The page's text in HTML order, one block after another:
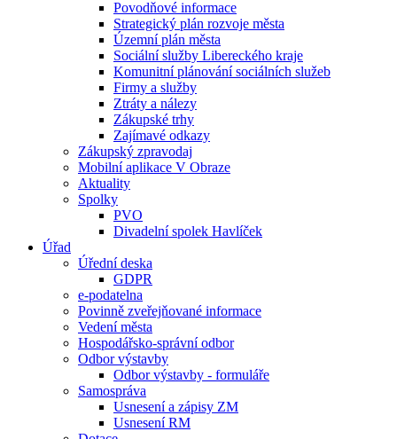
Povodňové informace
Strategický plán rozvoje města
Územní plán města
Sociální služby Libereckého kraje
Komunitní plánování sociálních služeb
Firmy a služby
Ztráty a nálezy
Zákupské trhy
Zajímavé odkazy
Zákupský zpravodaj
Mobilní aplikace V Obraze
Aktuality
Spolky
PVO
Divadelní spolek Havlíček
Úřad
Úřední deska
GDPR
e-podatelna
Povinně zveřejňované informace
Vedení města
Hospodářsko-správní odbor
Odbor výstavby
Odbor výstavby - formuláře
Samospráva
Usnesení a zápisy ZM
Usnesení RM